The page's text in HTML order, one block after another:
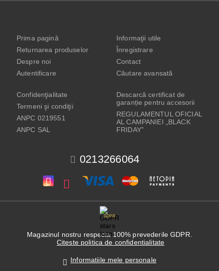
0213266064
Prima pagină
Returnarea produselor
Despre noi
Autentificare
Informaţii utile
Înregistrare
Contact
Căutare avansată
Confidenţialitate
Termeni şi condiţii
ANPC 0219551
ANPC SAL
Descarcă certificat de
garanție pentru accesorii
REGULAMENTUL OFICIAL
AL CAMPANIEI „BLACK
FRIDAY”
GDPR
Magazinul nostru respecta 100% prevederile GDPR.
Citeste politica de confidentialitate
Informatiile mele personale